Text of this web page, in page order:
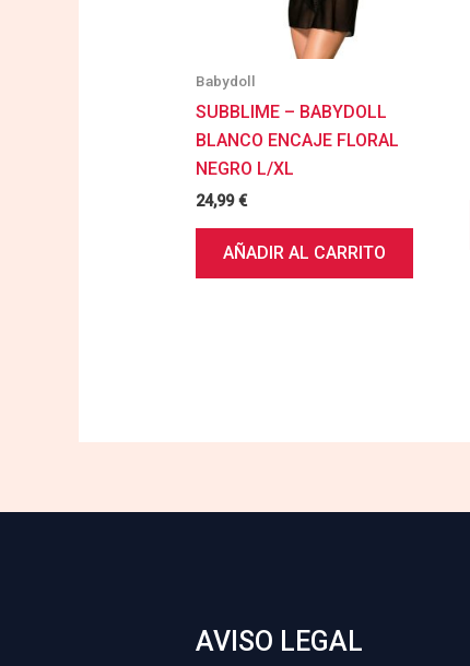
Babydoll
SUBBLIME – BABYDOLL
BLANCO ENCAJE FLORAL
NEGRO L/XL
24,99€
AÑADIR AL CARRITO
AVISO LEGAL